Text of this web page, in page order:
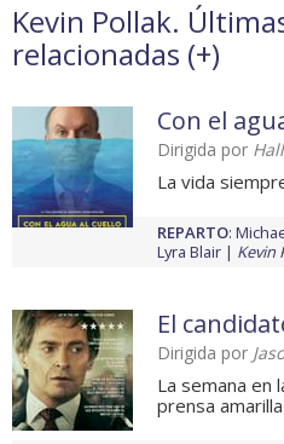
Kevin Pollak.
relacionadas (+)
Con el
Dirigida por
La vida
REPARTO:
Lyra Blair
Kevin
El
Dirigida por
La semana en
prensa amarilla